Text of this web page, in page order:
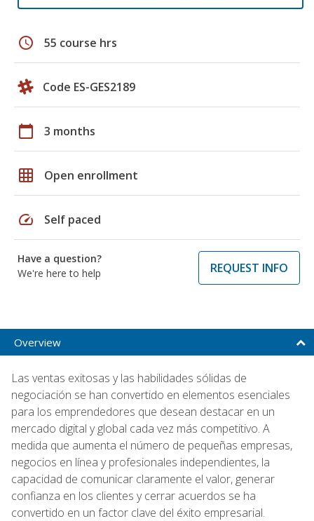
schedule 55 course hrs
Code ES-GES2189
calendar_today 3 months
grid_on Open enrollment
speed Self paced
Have a question?
We're here to help
REQUEST INFO
Overview
Las ventas exitosas y las habilidades sólidas de
negociación se han convertido en elementos esenciales
para los emprendedores que desean destacar en un
mercado digital y global cada vez más competitivo. A
medida que aumenta el número de pequeñas empresas,
negocios en línea y profesionales independientes, la
capacidad de comunicar claramente el valor, generar
confianza en los clientes y cerrar acuerdos se ha
convertido en un factor clave del éxito empresarial.